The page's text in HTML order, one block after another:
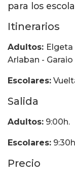
para los
Itinerarios
Adultos:
Arlaban - Garaio
Escolares:
Salida
Adultos: 9:00h.
Escolares:
Precio